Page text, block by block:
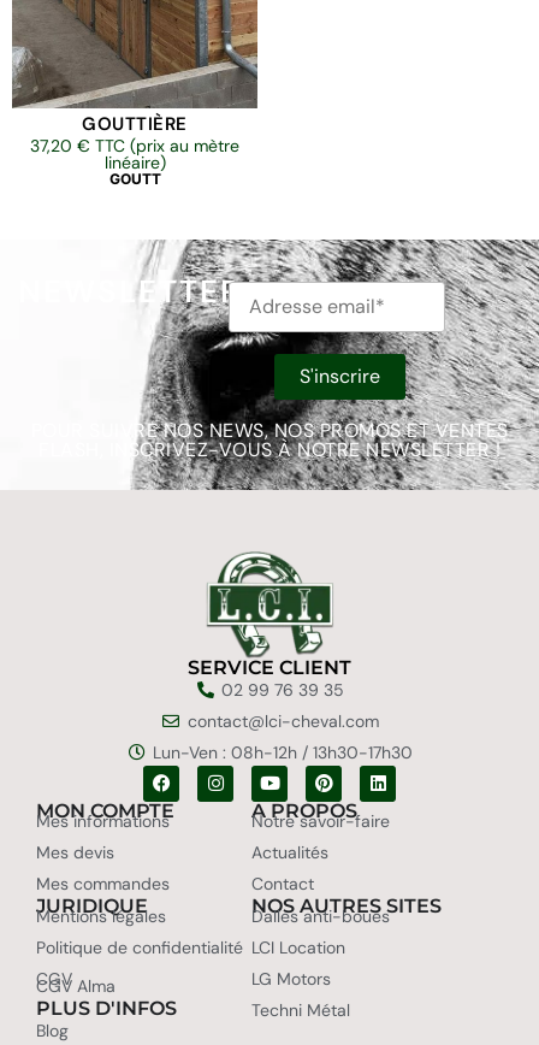
GOUTTIÈRE
37,20 € TTC (prix au mètre
linéaire)
GOUTT
NEWSLETTER
POUR SUIVRE NOS NEWS, NOS PROMOS ET VENTES
FLASH, INSCRIVEZ-VOUS À NOTRE NEWSLETTER !
SERVICE CLIENT
02 99 76 39 35
contact@lci-cheval.com
Lun-Ven : 08h-12h / 13h30-17h30
MON COMPTE
Mes informations
Mes devis
Mes commandes
JURIDIQUE
Mentions légales
Politique de confidentialité
CGV
CGV Alma
A PROPOS
Notre savoir-faire
Actualités
Contact
NOS AUTRES SITES
Dalles anti-boues
LCI Location
LG Motors
Techni Métal
PLUS D'INFOS
Blog